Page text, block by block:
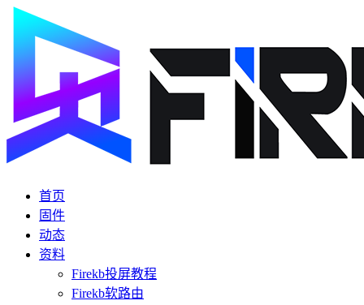
首页
固件
动态
资料
Firekb投屏教程
Firekb软路由